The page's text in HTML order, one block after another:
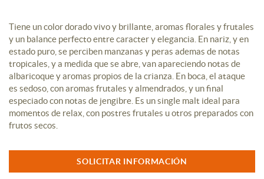
Tiene un color dorado vivo y brillante, aromas florales y frutales
y un balance perfecto entre caracter y elegancia. En nariz, y en
estado puro, se perciben manzanas y peras ademas de notas
tropicales, y a medida que se abre, van apareciendo notas de
albaricoque y aromas propios de la crianza. En boca, el ataque
es sedoso, con aromas frutales y almendrados, y un final
especiado con notas de jengibre. Es un single malt ideal para
momentos de relax, con postres frutales u otros preparados con
frutos secos.
SOLICITAR INFORMACIÓN